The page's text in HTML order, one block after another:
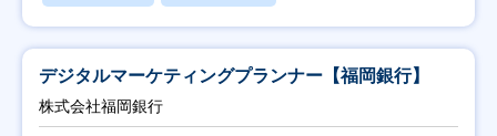
デジタルマーケティングプランナー【福岡銀行】
株式会社福岡銀行